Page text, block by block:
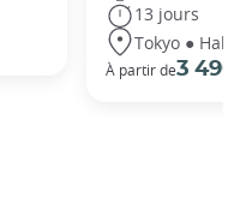
13 jours
Tokyo ●
À partir de3